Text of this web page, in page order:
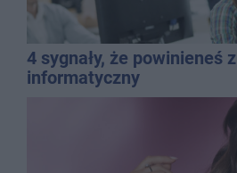
4 sygnały, że powinieneś
informatyczny